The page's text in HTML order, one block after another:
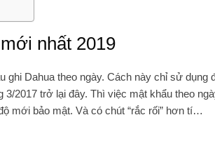
nhất 2019
ghi Dahua theo ngày. Cách này chỉ sử dụng
2017 trở lại đây. Thì việc mật khẩu theo
mới bảo mật. Và có chút “rắc rối” hơn tí…